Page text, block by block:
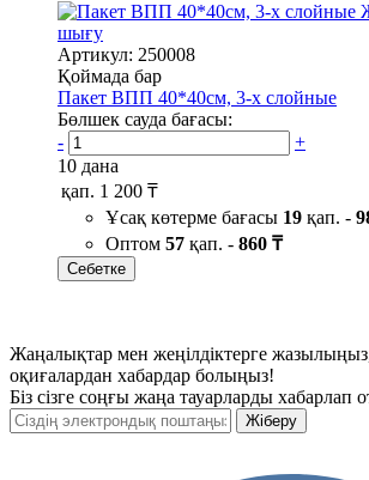
шығу
Артикул: 250008
Қоймада бар
Пакет ВПП 40*40см, 3-х слойные
Бөлшек сауда бағасы:
-
+
10 дана
қап. 1 200 ₸
Ұсақ көтерме бағасы 19 қап. -
Оптом 57 қап. - 860 ₸
Себетке
Жаңалықтар мен жеңілдіктерге
оқиғалардан хабардар болыңыз!
Біз сізге соңғы жаңа тауарларды хабарлап